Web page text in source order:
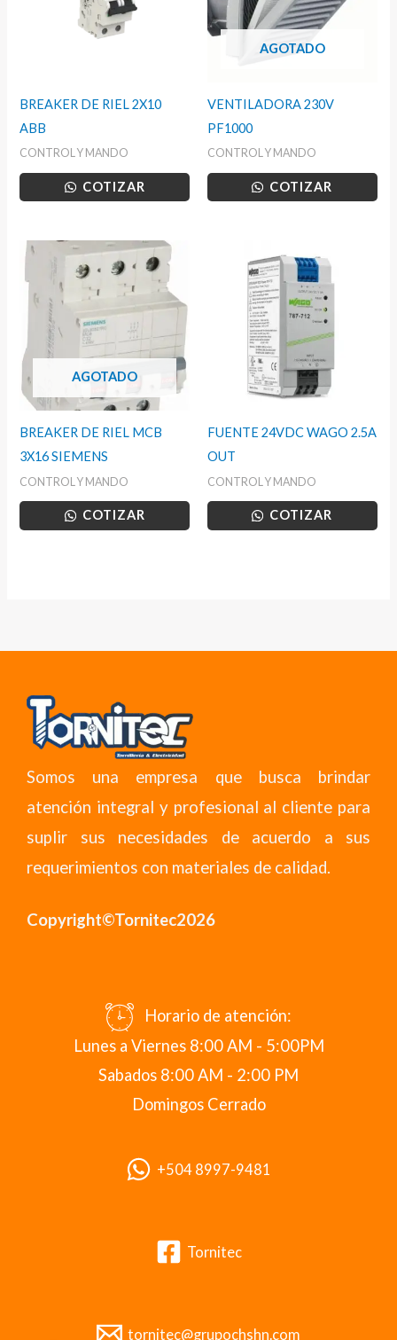
BREAKER DE RIEL 2X10
ABB
CONTROL Y MANDO
COTIZAR
AGOTADO
VENTILADORA 230V
PF1000
CONTROL Y MANDO
COTIZAR
AGOTADO
BREAKER DE RIEL MCB
3X16 SIEMENS
CONTROL Y MANDO
COTIZAR
FUENTE 24VDC WAGO 2.5A
OUT
CONTROL Y MANDO
COTIZAR
Somos una empresa que busca brindar
atención integral y profesional al cliente para
suplir sus necesidades de acuerdo a sus
requerimientos con materiales de calidad.
Copyright©Tornitec2026
Horario de atención:
Lunes a Viernes 8:00 AM - 5:00PM
Sabados 8:00 AM - 2:00 PM
Domingos Cerrado
+504 8997-9481
Tornitec
tornitec@grupochshn.com